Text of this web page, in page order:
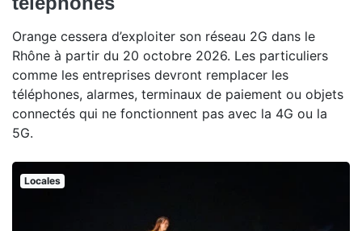
Orange cessera d’exploiter son réseau 2G dans le
Rhône à partir du 20 octobre 2026. Les particuliers
comme les entreprises devront remplacer les
téléphones, alarmes, terminaux de paiement ou objets
connectés qui ne fonctionnent pas avec la 4G ou la
5G.
Locales